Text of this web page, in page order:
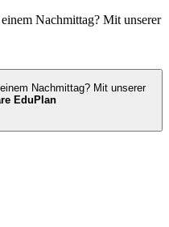
Nachmittag? Mit unserer
Nachmittag? Mit unserer
EduPlan